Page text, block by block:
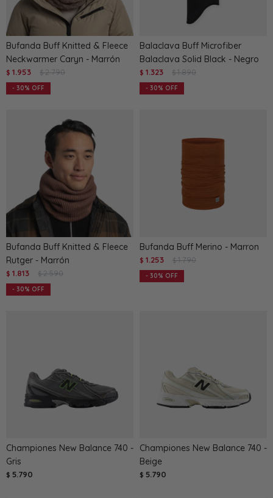
Bufanda Buff Knitted & Fleece
Neckwarmer Caryn - Marrón
$ 1.953 $ 2.790
30
Balaclava Buff Microfiber
Balaclava Solid Black - Negro
$ 1.323 $ 1.890
30
Bufanda Buff Knitted & Fleece
Rutger - Marrón
$ 1.813 $ 2.590
30
Bufanda Buff Merino - Marron
$ 1.253 $ 1.790
30
Championes New Balance 740 -
Gris
$ 5.790
Championes New Balance 740 -
Beige
$ 5.790